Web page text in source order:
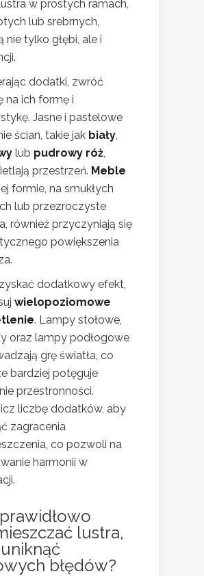
w prostych ramach,
lub srebrnych,
nie tylko głębi, ale i
dodatki, zwróć
na ich formę i
Jasne i pastelowe
ścian, takie jak biały,
lub pudrowy róż,
przestrzeń. Meble
formie, na smukłych
lub przezroczyste
również przyczyniają się
powiększenia
dodatkowy efekt,
wielopoziomowe
. Lampy stołowe,
oraz lampy podłogowe
grę światła, co
bardziej potęguje
przestronności.
liczbę dodatków, aby
zagracenia
co pozwoli na
harmonii w
lustra,
błędów?